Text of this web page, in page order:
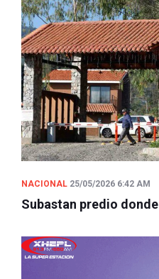
NACIONAL 25/05/2026 6:42 AM
Subastan predio